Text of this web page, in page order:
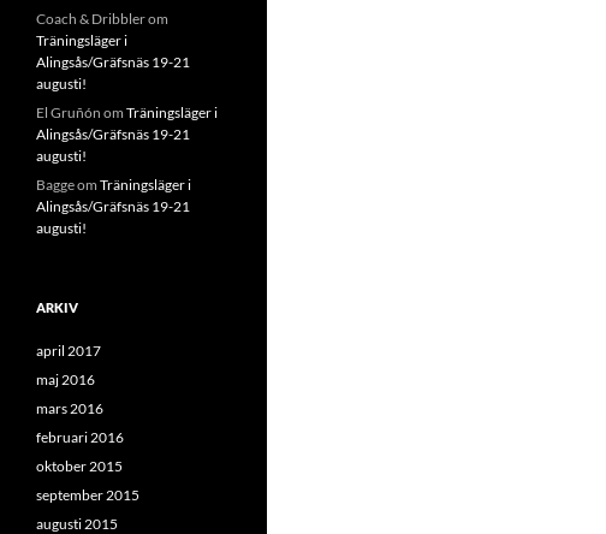
Coach & Dribblerom
Träningsläger i
Alingsås/Gräfsnäs 19-21
augusti!
El Gruñón om Träningsläger i
Alingsås/Gräfsnäs 19-21
augusti!
Baggeom Träningsläger i
Alingsås/Gräfsnäs 19-21
augusti!
ARKIV
april 2017
maj 2016
mars 2016
februari 2016
oktober 2015
september 2015
augusti 2015